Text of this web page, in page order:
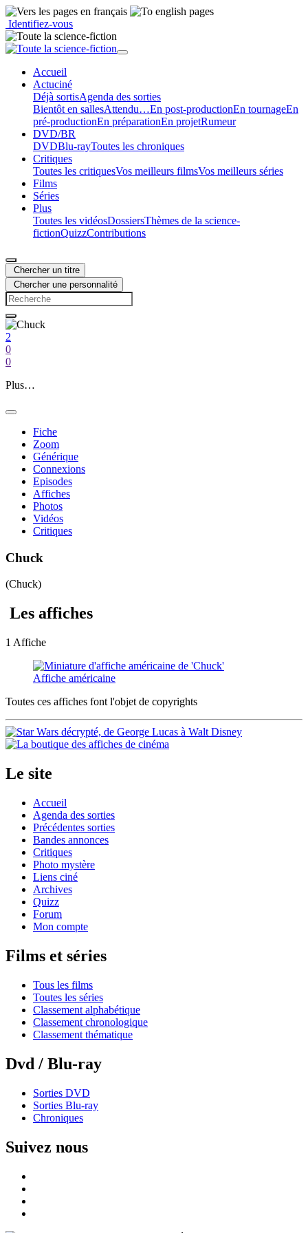
Identifiez-vous
Accueil
Actuciné
Déjà sortisAgenda des sorties
Bientôt en sallesAttendu…En post-productionEn tournageEn
pré-productionEn préparationEn projetRumeur
DVD/BR
DVDBlu-rayToutes les chroniques
Critiques
Toutes les critiquesVos meilleurs filmsVos meilleurs séries
Films
Séries
Plus
Toutes les vidéosDossiersThèmes de la science-
fictionQuizzContributions
Chercher un titre
Chercher une personnalité
2
0
0
Plus…
Fiche
Zoom
Générique
Connexions
Episodes
Affiches
Photos
Vidéos
Critiques
Chuck
(Chuck)
Les affiches
1 Affiche
Affiche américaine
Toutes ces affiches font l'objet de copyrights
Le site
Accueil
Agenda des sorties
Précédentes sorties
Bandes annonces
Critiques
Photo mystère
Liens ciné
Archives
Quizz
Forum
Mon compte
Films et séries
Tous les films
Toutes les séries
Classement alphabétique
Classement chronologique
Classement thématique
Dvd / Blu-ray
Sorties DVD
Sorties Blu-ray
Chroniques
Suivez nous